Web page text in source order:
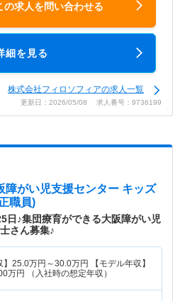
の求人を問い合わせる
細を見る
株式会社フィロソフィアの求人一覧
更新日：2026/05/08 求人番号：9736199
障がい児支援センター キッズ
職員)
日♪集団療育ができる大阪障がい児
さん募集♪
25.0万円～30.0万円
【モデル年収】
万円 （入社時の想定年収）